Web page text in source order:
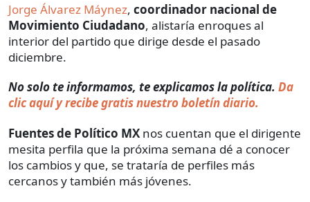
Jorge Álvarez Máynez, coordinador nacional de
Movimiento Ciudadano, alistaría enroques al
interior del partido que dirige desde el pasado
diciembre.
No solo te informamos, te explicamos la política. Da
clic aquí y recibe gratis nuestro boletín diario.
Fuentes de Político MX nos cuentan que el dirigente
mesita perfila que la próxima semana dé a conocer
los cambios y que, se trataría de perfiles más
cercanos y también más jóvenes.